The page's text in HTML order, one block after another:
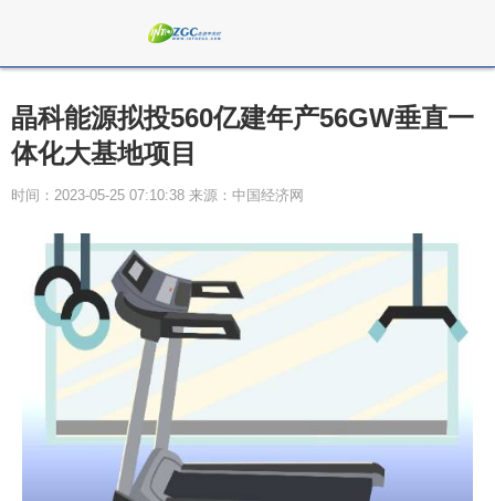
晶科能源拟投560亿建年产56GW垂直一
体化大基地项目
时间：2023-05-25 07:10:38 来源：中国经济网